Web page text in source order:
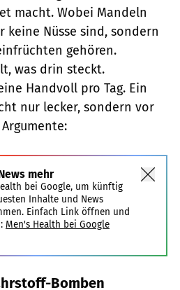
macht. Wobei Mandeln
keine Nüsse sind, sondern
gehören.
was drin steckt.
Handvoll pro Tag. Ein
nur lecker, sondern vor
mehr
bei Google, um künftig
Inhalte und News
Einfach Link öffnen und
Men's Health bei Google
Bomben